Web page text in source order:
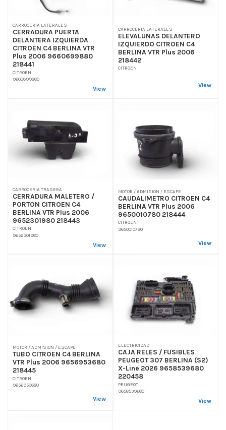
CARROCERIA LATERALES
CERRADURA PUERTA
DELANTERA IZQUIERDA
CITROEN C4 BERLINA VTR
Plus 2006 9660699880
218441
CITROEN
9660699880
View
CARROCERIA LATERALES
ELEVALUNAS DELANTERO
IZQUIERDO CITROEN C4
BERLINA VTR Plus 2006
218442
CITROEN
View
CARROCERIA TRASERA
CERRADURA MALETERO /
PORTON CITROEN C4
BERLINA VTR Plus 2006
9652301980 218443
CITROEN
9652301980
View
MOTOR / ADMISION / ESCAPE
CAUDALIMETRO CITROEN C4
BERLINA VTR Plus 2006
9650010780 218444
CITROEN
9650010780
View
MOTOR / ADMISION / ESCAPE
TUBO CITROEN C4 BERLINA
VTR Plus 2006 9656953680
218445
CITROEN
9656953680
View
ELECTRICIDAD
CAJA RELES / FUSIBLES
PEUGEOT 307 BERLINA (S2)
X-Line 2026 9658539680
220458
PEUGEOT
9658539680
View